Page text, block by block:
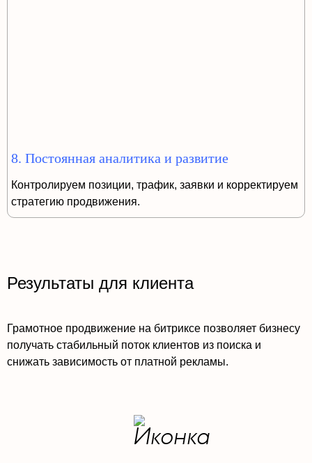
8. Постоянная аналитика и развитие
Контролируем позиции, трафик, заявки и корректируем
стратегию продвижения.
Результаты для клиента
Грамотное продвижение на битриксе позволяет бизнесу
получать стабильный поток клиентов из поиска и
снижать зависимость от платной рекламы.